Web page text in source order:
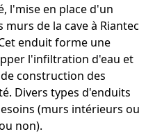
l'mise en place d'un
de la cave à Riantec
enduit forme une
l'infiltration d'eau et
construction des
Divers types d'enduits
(murs intérieurs ou
non).